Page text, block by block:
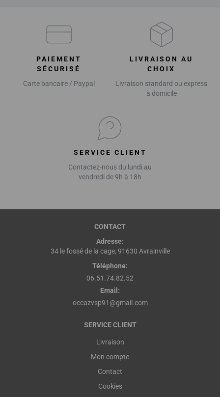
PAIEMENT
SÉCURISÉ
Carte bancaire / Paypal
LIVRAISON AU
CHOIX
Livraison standard ou express
à domicile
SERVICE CLIENT
Contactez-nous du lundi au
vendredi de 9h à 18h
CONTACT
Adresse:
34 le fossé de la cage, 91630 Avrainville
Téléphone:
06.51.74.82.52
Email:
occazvsp91@gmail.com
SERVICE CLIENT
Livraison
Mon compte
Contact
Cookies